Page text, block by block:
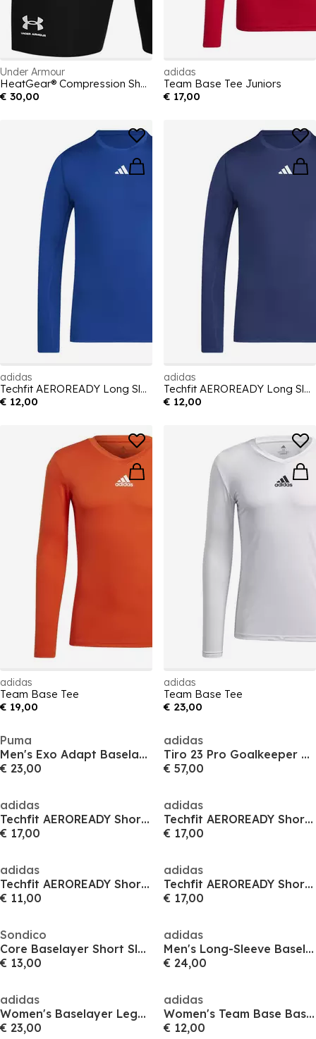
Under Armour
HeatGear® Compression Shorts Men's
€ 30,00
adidas
Team Base Tee Juniors
€ 17,00
adidas
Techfit AEROREADY Long Sleeve Long-Sleeve Top Sn99
€ 12,00
adidas
Techfit AEROREADY Long Sleeve Long-Sleeve Top Sn99
€ 12,00
adidas
Team Base Tee
€ 19,00
adidas
Team Base Tee
€ 23,00
Puma
Men's Exo Adapt Baselayer Shorts
€ 23,00
adidas
Tiro 23 Pro Goalkeeper Tights
€ 57,00
adidas
Techfit AEROREADY Short Tights Sn99
€ 17,00
adidas
Techfit AEROREADY Short Tights Sn99
€ 17,00
adidas
Techfit AEROREADY Short Tights Sn99
€ 11,00
adidas
Techfit AEROREADY Short Tights Sn99
€ 17,00
Sondico
Core Baselayer Short Sleeves Junior Girls
€ 13,00
adidas
Men's Long-Sleeve Baselayer Top
€ 24,00
adidas
Women's Baselayer Leggings
€ 23,00
adidas
Women's Team Base Baselayer Top
€ 12,00